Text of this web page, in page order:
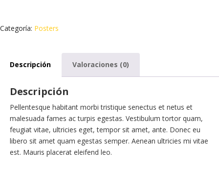
Categoría: Posters
Descripción Valoraciones (0)
Descripción
Pellentesque habitant morbi tristique senectus et netus et
malesuada fames ac turpis egestas. Vestibulum tortor quam,
feugiat vitae, ultricies eget, tempor sit amet, ante. Donec eu
libero sit amet quam egestas semper. Aenean ultricies mi vitae
est. Mauris placerat eleifend leo.